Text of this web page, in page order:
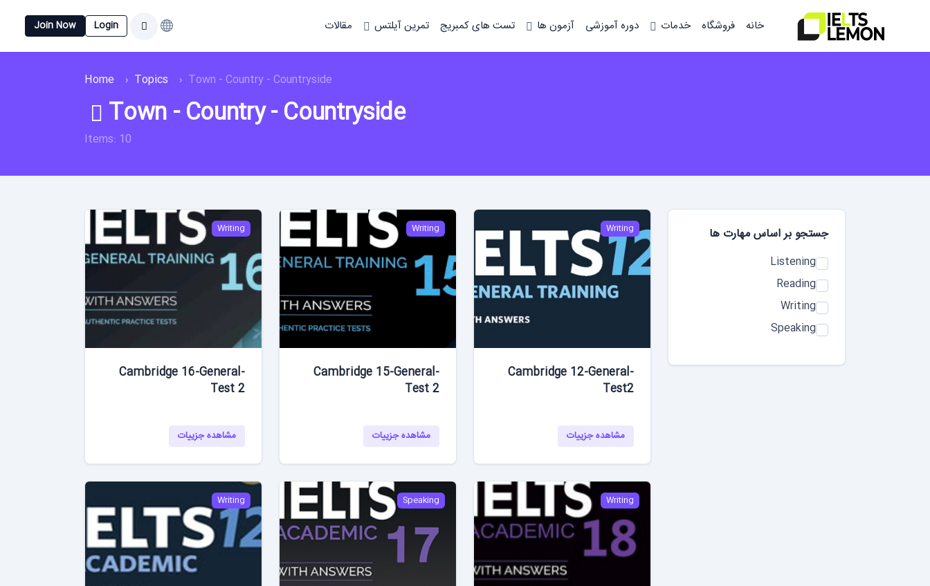
Login
Join Now خانه فروشگاه خدمات دوره آموزشی آزمون ها تست های کمبریج تمرین آیلتس مقالات
Home Topics Town - Country - Countryside
Town - Country - Countryside
Items: 10
جستجو بر اساس مهارت‌ ها
Listening
Reading
Writing
Speaking
Writing
Cambridge 12-General-
Test2
مشاهده جزییات
Writing
Cambridge 15-General-
Test 2
مشاهده جزییات
Writing
Cambridge 16-General-
Test 2
مشاهده جزییات
Writing
Speaking
Writing